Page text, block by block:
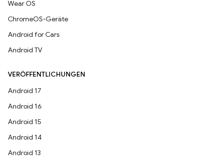
Wear OS
ChromeOS-Geräte
Android for Cars
Android TV
VERÖFFENTLICHUNGEN
Android 17
Android 16
Android 15
Android 14
Android 13